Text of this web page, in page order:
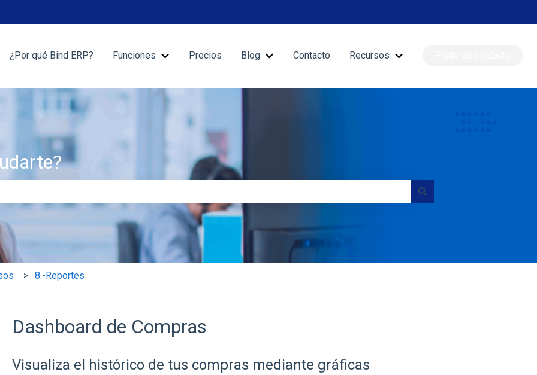
¿Por qué Bind ERP? Funciones
Mostrar submenú de Funciones
Precios Blog
Mostrar submenú de Blog
Contacto Recursos
Mostrar submenú de Recursos
búsqueda está vacío.
8.-Reportes
Dashboard de Compras
Visualiza el histórico de tus compras mediante gráficas